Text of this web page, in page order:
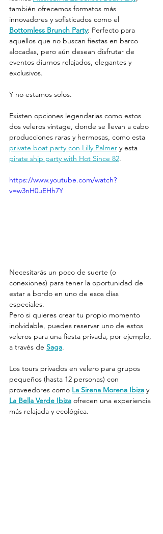
también ofrecemos formatos más
innovadores y sofisticados como el
Bottomless Brunch Party: Perfecto para
aquellos que no buscan fiestas en barco
alocadas, pero aún desean disfrutar de
eventos diurnos relajados, elegantes y
exclusivos.
Y no estamos solos.
Existen opciones legendarias como estos
dos veleros vintage, donde se llevan a cabo
producciones raras y hermosas, como esta
private boat party con Lilly Palmer y esta
pirate ship party with Hot Since 82.
https://www.youtube.com/watch?
v=w3nH0uEHh7Y
Necesitarás un poco de suerte (o
conexiones) para tener la oportunidad de
estar a bordo en uno de esos días
especiales.
Pero si quieres crear tu propio momento
inolvidable, puedes reservar uno de estos
veleros para una fiesta privada, por ejemplo,
a través de Saga.
Los tours privados en velero para grupos
pequeños (hasta 12 personas) con
proveedores como La Sirena Morena Ibiza y
La Bella Verde Ibiza ofrecen una experiencia
más relajada y ecológica.